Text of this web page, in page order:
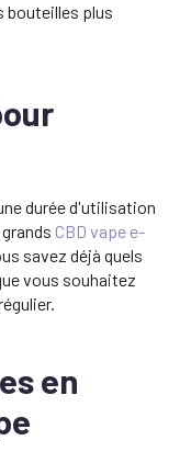
bouteilles plus
durée d'utilisation
CBD vape e-
savez déjà quels
vous souhaitez
en